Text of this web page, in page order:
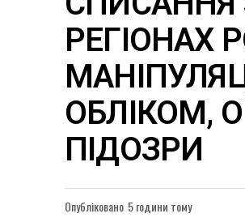
РЕГІОНАХ
ОБЛІКОМ,
ПІДОЗРИ
Опубліковано 5 години тому